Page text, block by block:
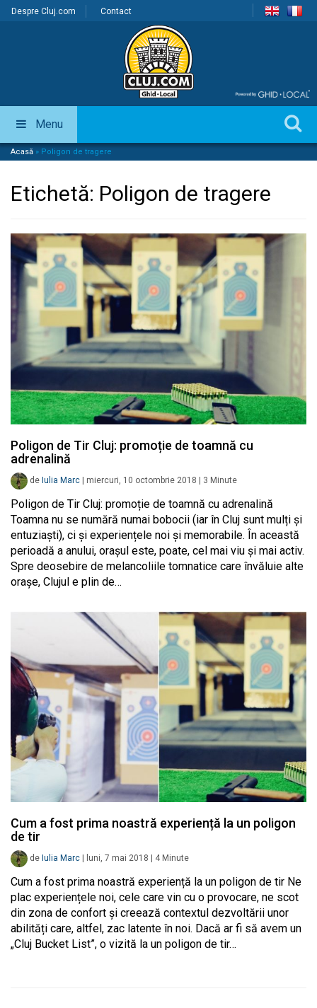
Despre Cluj.com Contact
Menu
Acasă » Poligon de tragere
Etichetă: Poligon de tragere
Poligon de Tir Cluj: promoție de toamnă cu
adrenalină
de Iulia Marc miercuri, 10 octombrie 2018 3 Minute
Poligon de Tir Cluj: promoție de toamnă cu adrenalină
Toamna nu se numără numai bobocii (iar în Cluj sunt mulți și
entuziaști), ci și experiențele noi și memorabile. În această
perioadă a anului, orașul este, poate, cel mai viu și mai activ.
Spre deosebire de melancoliile tomnatice care învăluie alte
orașe, Clujul e plin de…
Cum a fost prima noastră experiență la un poligon
de tir
de Iulia Marc luni, 7 mai 2018 4 Minute
Cum a fost prima noastră experiență la un poligon de tir Ne
plac experiențele noi, cele care vin cu o provocare, ne scot
din zona de confort și creează contextul dezvoltării unor
abilități care, altfel, zac latente în noi. Dacă ar fi să avem un
„Cluj Bucket List”, o vizită la un poligon de tir…